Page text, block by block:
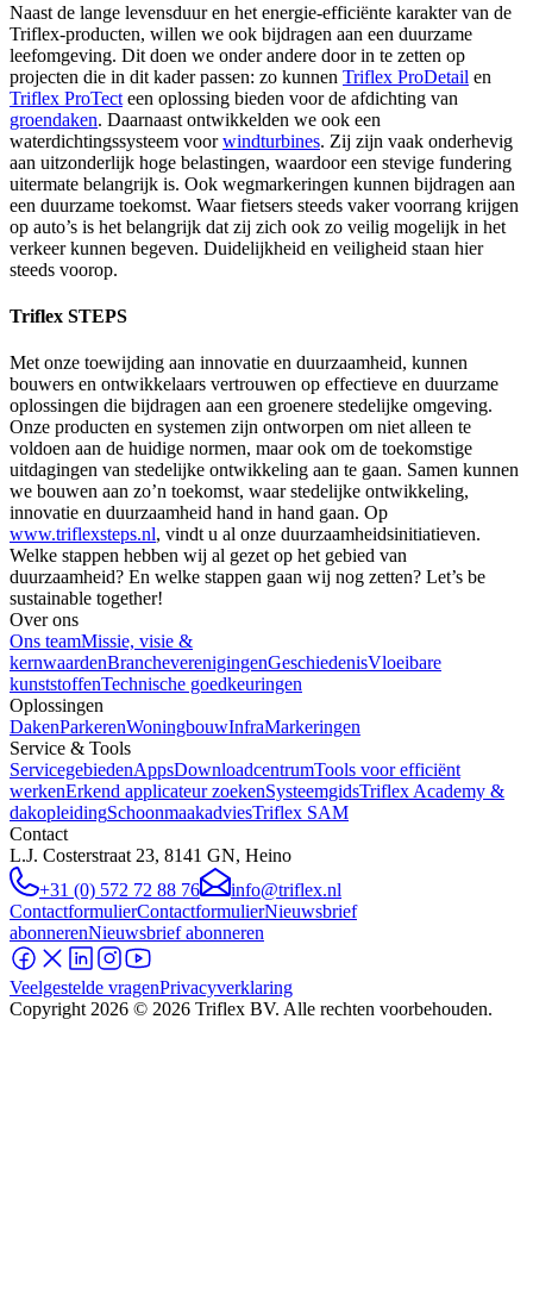
Naast de lange levensduur en het energie-efficiënte karakter van de
Triflex-producten, willen we ook bijdragen aan een duurzame
leefomgeving. Dit doen we onder andere door in te zetten op
projecten die in dit kader passen: zo kunnen Triflex ProDetail en
Triflex ProTect een oplossing bieden voor de afdichting van
groendaken. Daarnaast ontwikkelden we ook een
waterdichtingssysteem voorwindturbines. Zij zijn vaak onderhevig
aan uitzonderlijk hoge belastingen, waardoor een stevige fundering
uitermate belangrijk is. Ook wegmarkeringen kunnen bijdragen aan
een duurzame toekomst. Waar fietsers steeds vaker voorrang krijgen
op auto’s is het belangrijk dat zij zich ook zo veilig mogelijk in het
verkeer kunnen begeven. Duidelijkheid en veiligheid staan hier
steeds voorop.
Triflex STEPS
Met onze toewijding aan innovatie en duurzaamheid, kunnen
bouwers en ontwikkelaars vertrouwen op effectieve en duurzame
oplossingen die bijdragen aan een groenere stedelijke omgeving.
Onze producten en systemen zijn ontworpen om niet alleen te
voldoen aan de huidige normen, maar ook om de toekomstige
uitdagingen van stedelijke ontwikkeling aan te gaan. Samen kunnen
we bouwen aan zo’n toekomst, waar stedelijke ontwikkeling,
innovatie en duurzaamheid hand in hand gaan. Op
www.triflexsteps.nl, vindt u al onze duurzaamheidsinitiatieven.
Welke stappen hebben wij al gezet op het gebied van
duurzaamheid? En welke stappen gaan wij nog zetten? Let’s be
sustainable together!
Over ons
Ons teamMissie, visie &
kernwaardenBrancheverenigingenGeschiedenisVloeibare
kunststoffenTechnische goedkeuringen
Oplossingen
DakenParkerenWoningbouwInfraMarkeringen
Service & Tools
ServicegebiedenAppsDownloadcentrumTools voor efficiënt
werkenErkend applicateur zoekenSysteemgidsTriflex Academy &
dakopleidingSchoonmaakadviesTriflex SAM
Contact
L.J. Costerstraat 23, 8141 GN, Heino
+31 (0) 572 72 88 76
info@triflex.nl
ContactformulierContactformulierNieuwsbrief
abonnerenNieuwsbrief abonneren
Veelgestelde vragenPrivacyverklaring
Copyright 2026 © 2026 Triflex BV. Alle rechten voorbehouden.